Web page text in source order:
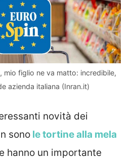
mio figlio ne va matto: incredibile,
azienda italiana (Inran.it)
novità dei
sono le tortine alla mela
hanno un importante